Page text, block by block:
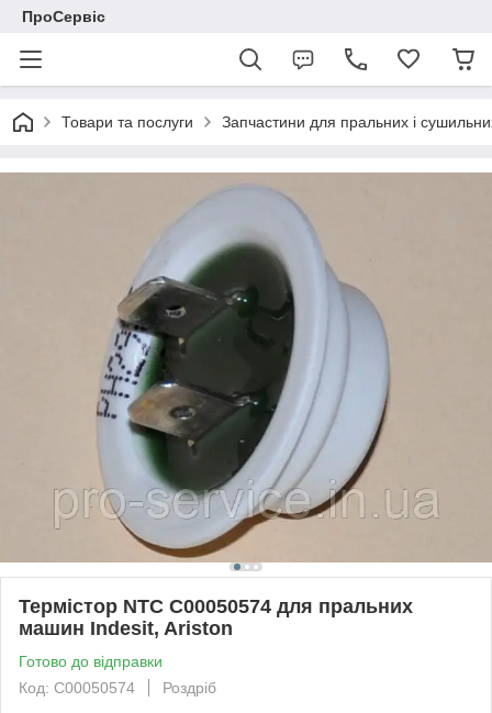
ПроСервіс
Товари та послуги Запчастини для пральних і
Термістор NTC C00050574 для пральних
машин Indesit, Ariston
Готово до відправки
Код: C00050574
Роздріб